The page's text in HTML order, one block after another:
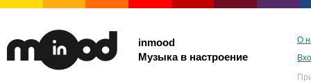
inmood
Музыка в настроение
О